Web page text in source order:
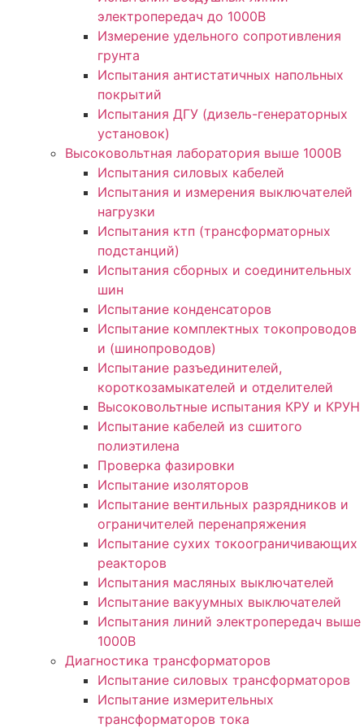
электропередач до 1000В
Измерение удельного сопротивления
грунта
Испытания антистатичных напольных
покрытий
Испытания ДГУ (дизель-генераторных
установок)
Высоковольтная лаборатория выше 1000В
Испытания силовых кабелей
Испытания и измерения выключателей
нагрузки
Испытания ктп (трансформаторных
подстанций)
Испытания сборных и соединительных
шин
Испытание конденсаторов
Испытание комплектных токопроводов
и (шинопроводов)
Испытание разъединителей,
короткозамыкателей и отделителей
Высоковольтные испытания КРУ и КРУН
Испытание кабелей из сшитого
полиэтилена
Проверка фазировки
Испытание изоляторов
Испытание вентильных разрядников и
ограничителей перенапряжения
Испытание сухих токоограничивающих
реакторов
Испытания масляных выключателей
Испытание вакуумных выключателей
Испытания линий электропередач выше
1000В
Диагностика трансформаторов
Испытание силовых трансформаторов
Испытание измерительных
трансформаторов тока